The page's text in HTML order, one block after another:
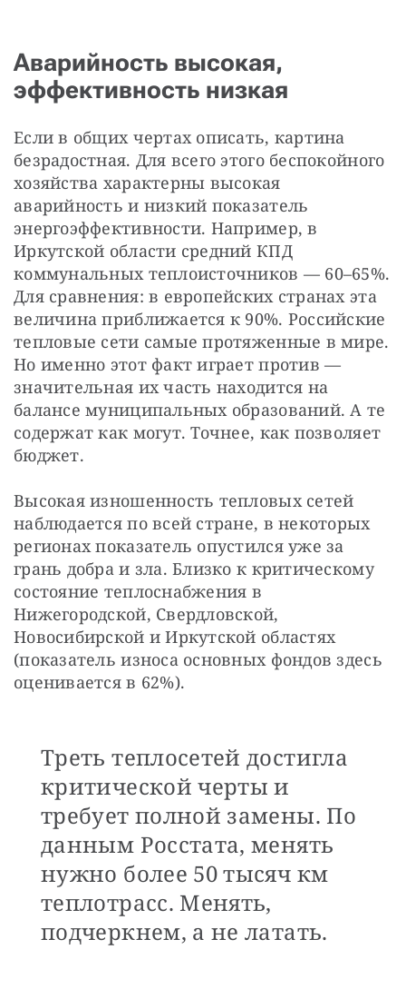
Аварийность высокая,
эффективность низкая
Если в общих чертах описать, картина
безрадостная. Для всего этого беспокойного
хозяйства характерны высокая
аварийность и низкий показатель
энергоэффективности. Например, в
Иркутской области средний КПД
коммунальных теплоисточников — 60–65%.
Для сравнения: в европейских странах эта
величина приближается к 90%. Российские
тепловые сети самые протяженные в мире.
Но именно этот факт играет против —
значительная их часть находится на
балансе муниципальных образований. А те
содержат как могут. Точнее, как позволяет
бюджет.
Высокая изношенность тепловых сетей
наблюдается по всей стране, в некоторых
регионах показатель опустился уже за
грань добра и зла. Близко к критическому
состояние теплоснабжения в
Нижегородской, Свердловской,
Новосибирской и Иркутской областях
(показатель износа основных фондов здесь
оценивается в 62%).
Треть теплосетей достигла
критической черты и
требует полной замены. По
данным Росстата, менять
нужно более 50 тысяч км
теплотрасс. Менять,
подчеркнем, а не латать.